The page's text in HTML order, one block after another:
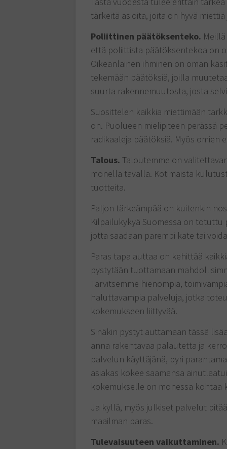
tärkeitä asioita, joita on hyvä
Poliittinen päätöksenteko.
että poliittista päätöksentekoa on
Oikeanlainen ihminen on oman
tekemään päätöksiä, joilla
suurta rakennemuutosta, josta
Suosittelen kaikkia miettimään
on. Puolueen mielipiteen perässä
radikaaleja päätöksiä. Myös omien
Talous. Taloutemme on
monella tavalla. Kotimaista
tuotteita.
Paljon tärkeämpää on kuitenkin
Kilpailukykyä Suomessa on
jotta saadaan parempi kate tai
Paras tapa auttaa on kehittää
pystytään tuottamaan
Tarvitsemme hienompia,
haluttavampia palveluja, jotka
kokemukseen liittyvää.
Sinäkin pystyt auttamaan tässä
anna rakentavaa palautetta ja
palvelun käyttäjänä, pyri
asiakas kokee saamansa
kokemukselle on monessa kohtaa
Ja kyllä, myös julkiset palvelut
maailman paras.
Tulevaisuuteen vaikuttaminen.